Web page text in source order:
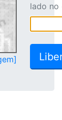
lado no